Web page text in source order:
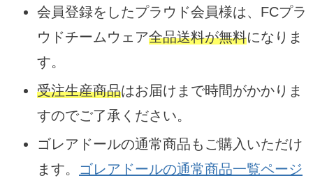
会員登録をしたプラウド会員様は、FCプラ
ウドチームウェア全品送料が無料になりま
す。
受注生産商品はお届けまで時間がかかりま
すのでご了承ください。
ゴレアドールの通常商品もご購入いただけ
ます。
ゴレアドールの通常商品一覧ページ